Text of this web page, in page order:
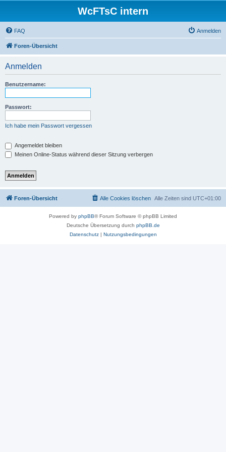
WcFTsC intern
FAQ Anmelden
Foren-Übersicht
Anmelden
Benutzername:
Passwort:
Ich habe mein Passwort vergessen
Angemeldet bleiben
Meinen Online-Status während dieser Sitzung verbergen
Foren-Übersicht Alle Zeiten sind UTC+01:00
Alle Cookies löschen
Powered by phpBB® Forum Software © phpBB Limited
Deutsche Übersetzung durch phpBB.de
Datenschutz| Nutzungsbedingungen